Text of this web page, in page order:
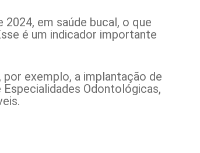
em saúde bucal, o que
é um indicador importante
exemplo, a implantação de
Odontológicas,